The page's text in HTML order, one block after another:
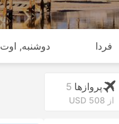
فردا دوشنبه, اوت 10
پرواز‌ها 5
از USD 508